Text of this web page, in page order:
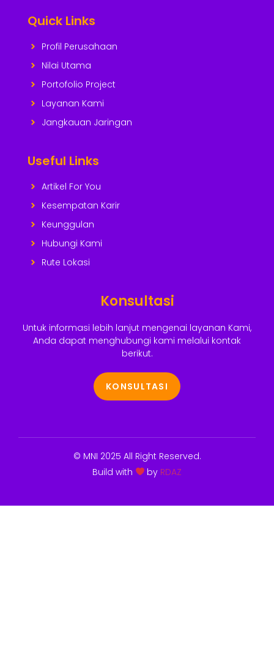
Quick Links
Profil Perusahaan
Nilai Utama
Portofolio Project
Layanan Kami
Jangkauan Jaringan
Useful Links
Artikel For You
Kesempatan Karir
Keunggulan
Hubungi Kami
Rute Lokasi
Konsultasi
Untuk informasi lebih lanjut mengenai layanan Kami,
Anda dapat menghubungi kami melalui kontak
berikut.
KONSULTASI
© MNI 2025 All Right Reserved.
Build with
by RDAZ